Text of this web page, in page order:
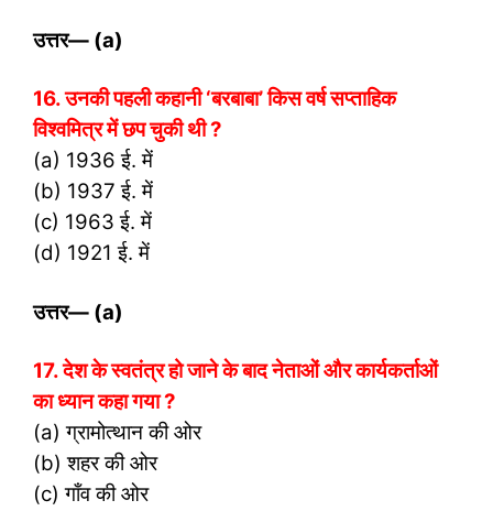
उत्तर— (a)
16. उनकी पहली कहानी ‘बरबाबा’ किस वर्ष सप्ताहिक
विश्वमित्र में छप चुकी थी ?
(a) 1936 ई. में
(b) 1937 ई. में
(c) 1963 ई. में
(d) 1921 ई. में
उत्तर— (a)
17. देश के स्वतंत्र हो जाने के बाद नेताओं और कार्यकर्ताओं
का ध्यान कहा गया ?
(a) ग्रामोत्थान की ओर
(b) शहर की ओर
(c) गाँव की ओर